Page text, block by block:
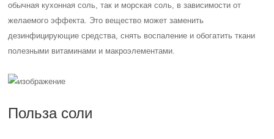
обычная кухонная соль, так и морская соль, в зависимости от
желаемого эффекта. Это вещество может заменить
дезинфицирующие средства, снять воспаление и обогатить ткани
полезными витаминами и макроэлементами.
Польза соли